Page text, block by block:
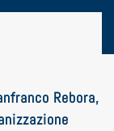
Rebora,